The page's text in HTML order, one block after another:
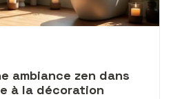
ambiance zen dans
à la décoration